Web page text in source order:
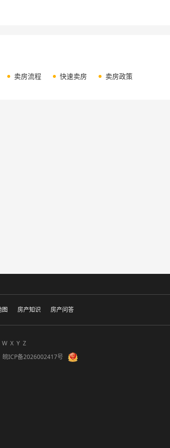
卖房流程 快速卖房 卖房政策
图 房产知识 房产问答
W X Y Z
皖ICP备2026002417号